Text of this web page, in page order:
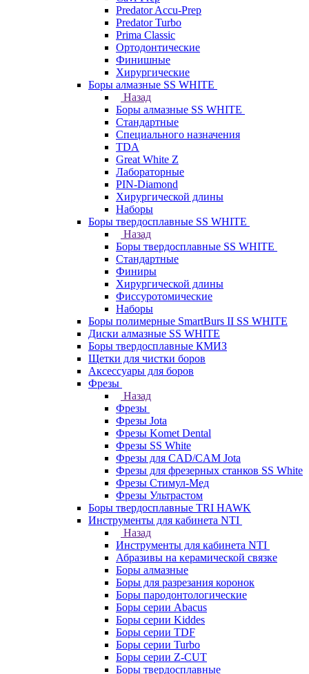
Predator Accu-Prep
Predator Turbo
Prima Classic
Ортодонтические
Финишные
Хирургические
Боры алмазные SS WHITE
Назад
Боры алмазные SS WHITE
Стандартные
Специального назначения
TDA
Great White Z
Лабораторные
PIN-Diamond
Хирургической длины
Наборы
Боры твердосплавные SS WHITE
Назад
Боры твердосплавные SS WHITE
Стандартные
Финиры
Хирургической длины
Фиссуротомические
Наборы
Боры полимерные SmartBurs II SS WHITE
Диски алмазные SS WHITE
Боры твердосплавные КМИЗ
Щетки для чистки боров
Аксессуары для боров
Фрезы
Назад
Фрезы
Фрезы Jota
Фрезы Komet Dental
Фрезы SS White
Фрезы для CAD/CAM Jota
Фрезы для фрезерных станков SS White
Фрезы Стимул-Мед
Фрезы Ультрастом
Боры твердосплавные TRI HAWK
Инструменты для кабинета NTI
Назад
Инструменты для кабинета NTI
Абразивы на керамической связке
Боры алмазные
Боры для разрезания коронок
Боры пародонтологические
Боры серии Abacus
Боры серии Kiddes
Боры серии TDF
Боры серии Turbo
Боры серии Z-CUT
Боры твердосплавные